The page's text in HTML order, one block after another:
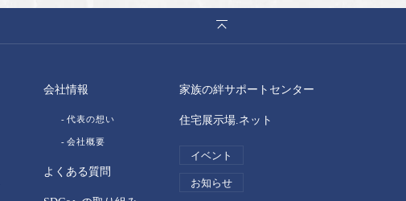
会社情報
代表の想い
会社概要
よくある質問
家族の絆サポートセンター
住宅展示場.ネット
イベント
お知らせ